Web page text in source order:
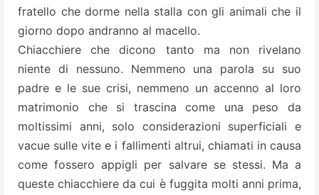
fratello che dorme nella stalla con gli animali che il
giorno dopo andranno al macello.
Chiacchiere che dicono tanto ma non rivelano
niente di nessuno. Nemmeno una parola su suo
padre e le sue crisi, nemmeno un accenno al loro
matrimonio che si trascina come una peso da
moltissimi anni, solo considerazioni superficiali e
vacue sulle vite e i fallimenti altrui, chiamati in causa
come fossero appigli per salvare se stessi. Ma a
queste chiacchiere da cui è fuggita molti anni prima,